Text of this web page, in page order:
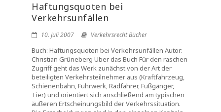
Haftungsquoten bei
Verkehrsunfällen
10. Juli 2007 Verkehrsrecht Bücher
Buch: Haftungsquoten bei Verkehrsunfällen Autor:
Christian Grüneberg Über das Buch Für den raschen
Zugriff geht das Werk zunächst von der Art der
beteiligten Verkehrsteilnehmer aus (Kraftfahrzeug,
Schienenbahn, Fuhrwerk, Radfahrer, Fußgänger,
Tier) und orientiert sich anschließend am typischen
äußeren Ertscheinungsbild der Verkehrssituation.